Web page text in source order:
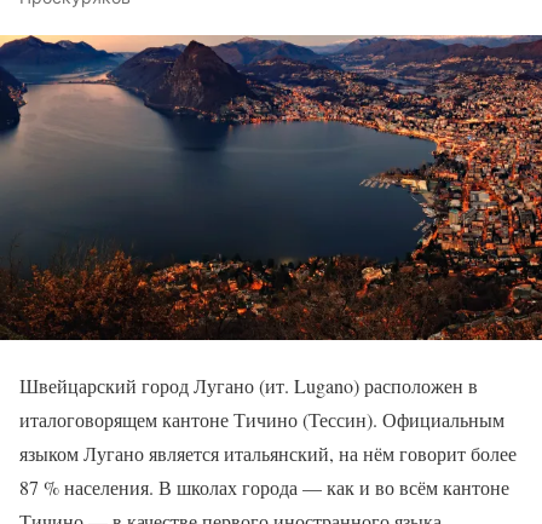
Швейцарский город Лугано (ит. Lugano) расположен в
италоговорящем кантоне Тичино (Тессин). Официальным
языком Лугано является итальянский, на нём говорит более
87 % населения. В школах города — как и во всём кантоне